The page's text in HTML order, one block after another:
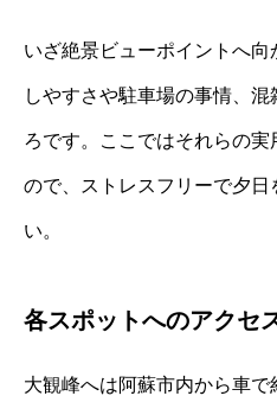
いざ絶景ビューポイントへ
しやすさや駐車場の事情、
ろです。ここではそれらの
ので、ストレスフリーで夕日
い。
各スポットへのアクセ
大観峰へは阿蘇市内から車